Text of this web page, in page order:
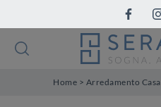
Home > Arredamento Casa